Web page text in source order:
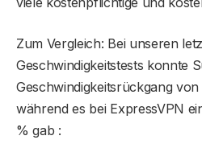
Zum Vergleich: Bei unseren
Geschwindigkeitstests konnte
Geschwindigkeitsrückgang
während es bei ExpressVPN
% gab :